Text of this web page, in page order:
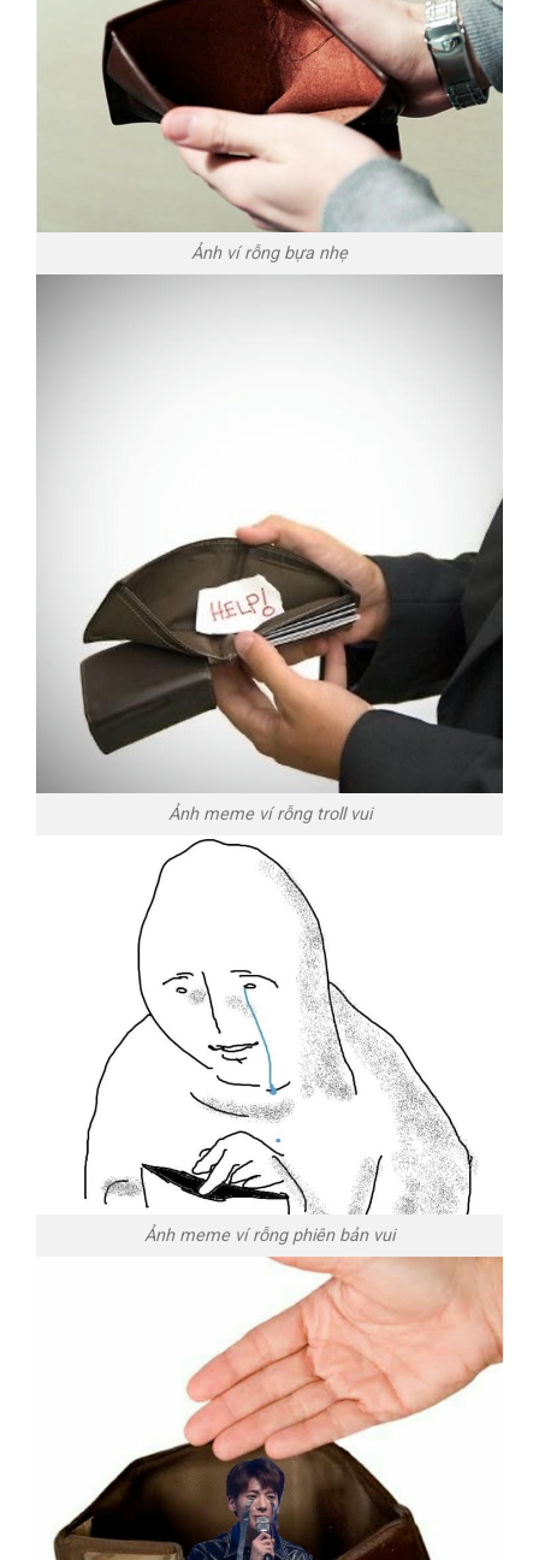
Ảnh ví rỗng bựa nhẹ
Ảnh meme ví rỗng troll vui
Ảnh meme ví rỗng phiên bản vui